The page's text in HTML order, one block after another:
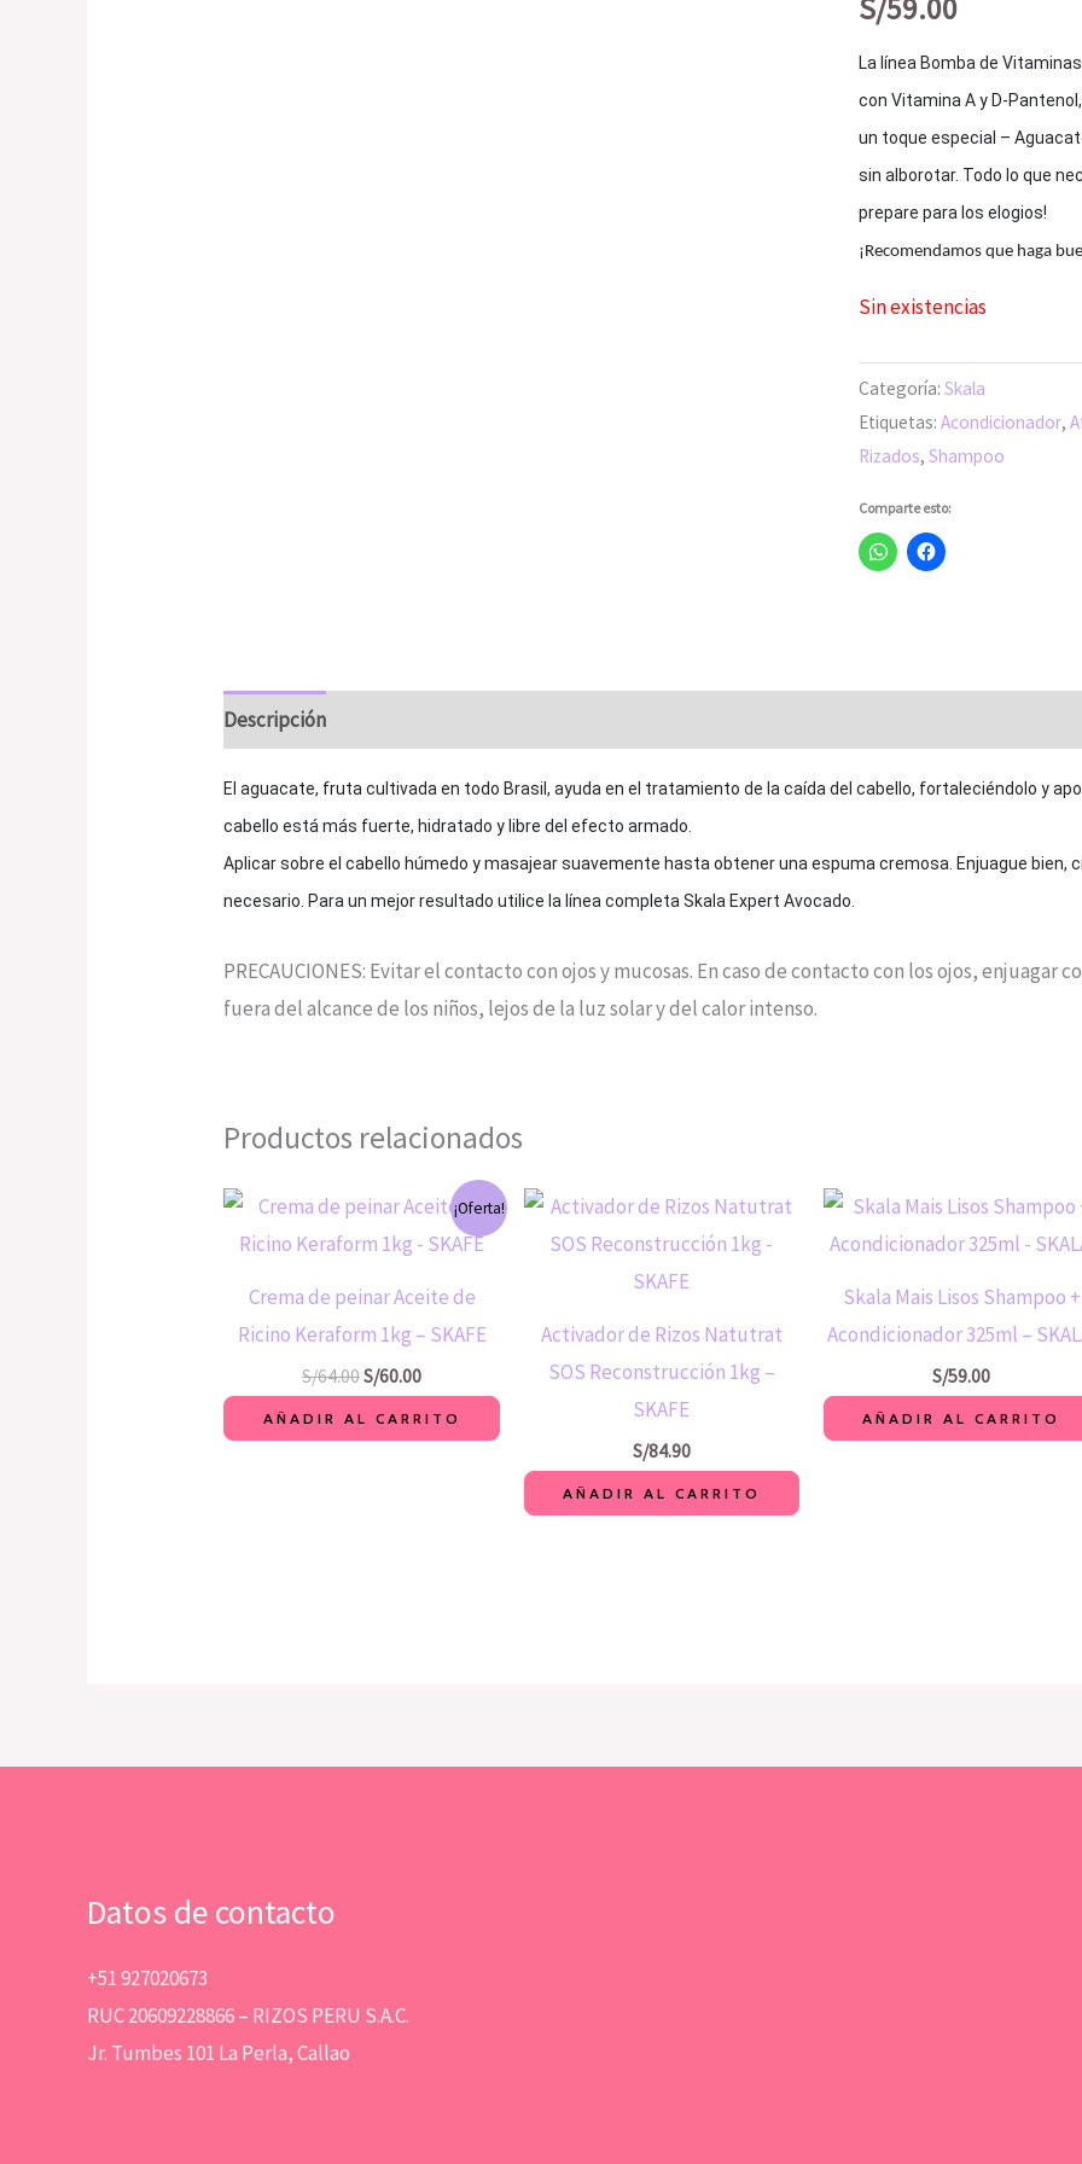
S/59.00
La línea Bomba de
con Vitamina A y D-
un toque especial –
sin alborotar. Todo lo que
prepare para los elogios!
¡Recomendamos que haga
Sin existencias
Categoría: Skala
Etiquetas: Acondicionador,
Rizados, Shampoo
Comparte esto:
Descripción
El aguacate, fruta cultivada en todo Brasil, ayuda en el tratamiento de la caída del cabello, fortaleciéndolo y
cabello está más fuerte, hidratado y libre del efecto armado.
Aplicar sobre el cabello húmedo y masajear suavemente hasta obtener una espuma cremosa. Enjuague bien,
necesario. Para un mejor resultado utilice la línea completa Skala Expert Avocado.
PRECAUCIONES: Evitar el contacto con ojos y mucosas. En caso de contacto con los ojos, enjuagar
fuera del alcance de los niños, lejos de la luz solar y del calor intenso.
Productos relacionados
¡Oferta!
Crema de peinar Aceite de
Ricino Keraform 1kg – SKAFE
S/64.00
El
precio
original
S/64.00.
S/60.00
El
precio
actual
S/60.00.
AÑADIR AL CARRITO
Activador de Rizos Natutrat
SOS Reconstrucción 1kg –
SKAFE
S/84.90
AÑADIR AL CARRITO
Skala Mais Lisos Shampoo +
Acondicionador 325ml –
S/59.00
AÑADIR AL CARRITO
Datos de contacto
+51 927020673
RUC 20609228866 – RIZOS PERU S.A.C.
Jr. Tumbes 101 La Perla, Callao